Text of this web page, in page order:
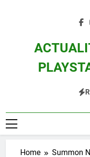
Zelda,
Home Summon